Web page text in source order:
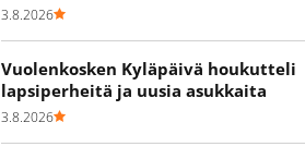
3.8.2026
Vuolenkosken Kyläpäivä houkutteli
lapsiperheitä ja uusia asukkaita
3.8.2026